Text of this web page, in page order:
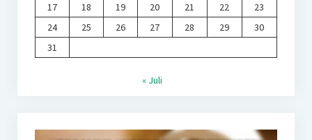
17
18 19 20 21 22
23
24
25 26 27 28 29
30
31
« Juli